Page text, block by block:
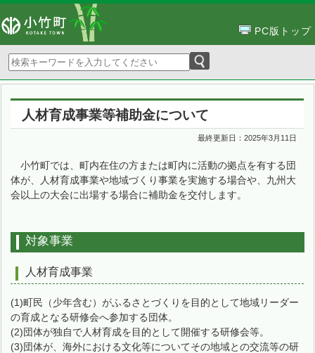
PC版トップ
人材育成事業等補助金について
最終更新日：2025年3月11日
小竹町では、町内在住の方または町内に活動の拠点を有する団
体が、人材育成事業や地域づくり事業を実施する場合や、九州大
会以上の大会に出場する場合に補助金を交付します。
対象事業
人材育成事業
(1)町民（少年含む）がふるさとづくりを目的として地域リーダー
の育成となる研修会へ参加する団体。
(2)団体が独自で人材育成を目的として開催する研修会等。
(3)団体が、海外における文化等についてその地域との交流等の研